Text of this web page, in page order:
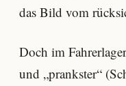
das Bild vom
Doch im
und „prankster“